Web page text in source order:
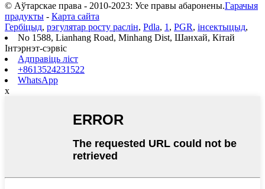
© Аўтарскае права - 2010-2023: Усе правы абаронены.Гарачыя
прадукты - Карта сайта
Гербіцыд, рэгулятар росту раслін, Pdla, 1 , PGR, інсектыцыд,
No 1588, Lianhang Road, Minhang Dist, Шанхай, Кітай
Інтэрнэт-сэрвіс
Адправіць ліст
+8613524231522
WhatsApp
x